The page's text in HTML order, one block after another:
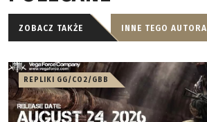
ZOBACZ TAKŻE INNE TEGO AUTORA
REPLIKI GG/CO2/GBB